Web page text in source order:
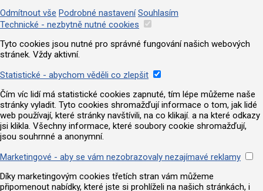
Odmítnout vše Podrobné nastavení Souhlasím
Technické - nezbytně nutné cookies
Tyto cookies jsou nutné pro správné fungování našich webových
stránek. Vždy aktivní.
Statistické - abychom věděli co zlepšit
Čím víc lidí má statistické cookies zapnuté, tím lépe můžeme naše
stránky vyladit. Tyto cookies shromažďují informace o tom, jak lidé
web používají, které stránky navštívili, na co klikají. a na které odkazy
jsi klikla. Všechny informace, které soubory cookie shromažďují,
jsou souhrnné a anonymní.
Marketingové - aby se vám nezobrazovaly nezajímavé reklamy
Díky marketingovým cookies třetích stran vám můžeme
připomenout nabídky, které jste si prohlíželi na našich stránkách, i